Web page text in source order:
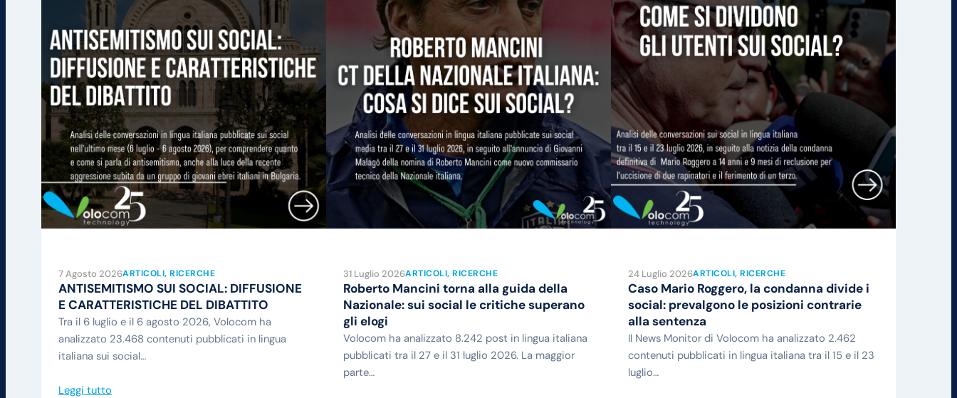
7 Agosto 2026ARTICOLI, RICERCHE
ANTISEMITISMO SUI SOCIAL: DIFFUSIONE
E CARATTERISTICHE DEL DIBATTITO
Tra il 6 luglio e il 6 agosto 2026, Volocom ha
analizzato 23.468 contenuti pubblicati in lingua
italiana sui social…
Leggi tutto
31 Luglio 2026ARTICOLI, RICERCHE
Roberto Mancini torna alla guida della
Nazionale: sui social le critiche superano
gli elogi
Volocom ha analizzato 8.242 post in lingua italiana
pubblicati tra il 27 e il 31 luglio 2026. La maggior
parte…
24 Luglio 2026ARTICOLI, RICERCHE
Caso Mario Roggero, la condanna divide i
social: prevalgono le posizioni contrarie
alla sentenza
Il News Monitor di Volocom ha analizzato 2.462
contenuti pubblicati in lingua italiana tra il 15 e il 23
luglio…